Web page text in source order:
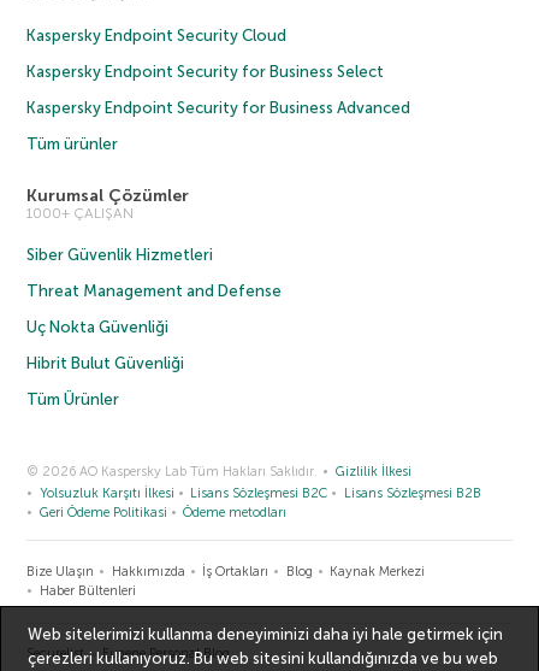
Kaspersky Endpoint Security Cloud
Kaspersky Endpoint Security for Business Select
Kaspersky Endpoint Security for Business Advanced
Tüm ürünler
Kurumsal Çözümler
1000+ ÇALIŞAN
Siber Güvenlik Hizmetleri
Threat Management and Defense
Uç Nokta Güvenliği
Hibrit Bulut Güvenliği
Tüm Ürünler
© 2026 AO Kaspersky Lab Tüm Hakları Saklıdır.
Gizlilik İlkesi
Yolsuzluk Karşıtı İlkesi
Lisans Sözleşmesi B2C
Lisans Sözleşmesi B2B
Geri Ödeme Politikasi
Ödeme metodları
Bize Ulaşın Hakkımızda İş Ortakları Blog
Kaynak Merkezi
Haber Bültenleri
Securelist Eugene Personal Blog
Web sitelerimizi kullanma deneyiminizi daha iyi hale getirmek için
çerezleri kullanıyoruz. Bu web sitesini kullandığınızda ve bu web